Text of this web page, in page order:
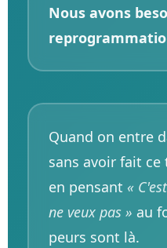
Nous avons
Quand on entre
sans avoir fait
en pensant «
ne veux pas » au
peurs sont là.